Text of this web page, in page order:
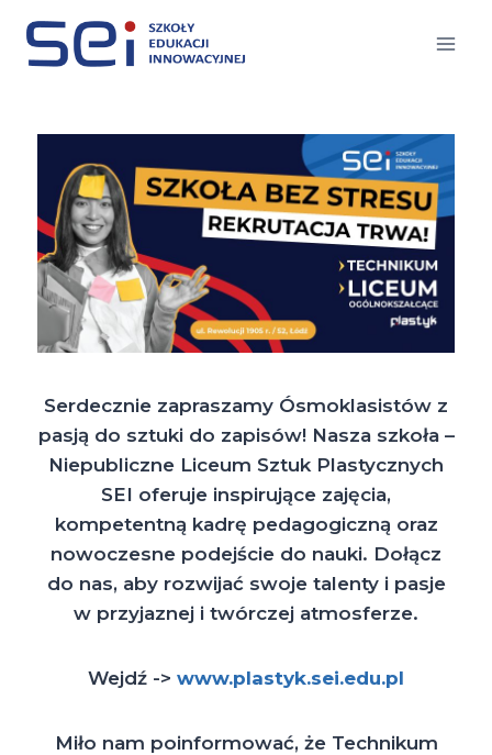
Serdecznie zapraszamy Ósmoklasistów z
pasją do sztuki do zapisów! Nasza szkoła –
Niepubliczne Liceum Sztuk Plastycznych
SEI oferuje inspirujące zajęcia,
kompetentną kadrę pedagogiczną oraz
nowoczesne podejście do nauki. Dołącz
do nas, aby rozwijać swoje talenty i pasje
w przyjaznej i twórczej atmosferze.
Wejdź -> www.plastyk.sei.edu.pl
Miło nam poinformować, że Technikum